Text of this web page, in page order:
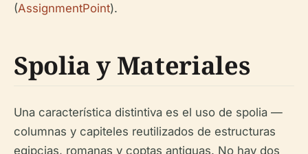
(AssignmentPoint).
Spolia y Materiales
Una característica distintiva es el uso de spolia —
columnas y capiteles reutilizados de estructuras
egipcias, romanas y coptas antiguas. No hay dos